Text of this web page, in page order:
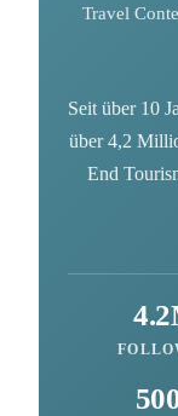
Travel
Seit über 10
über 4,2
End